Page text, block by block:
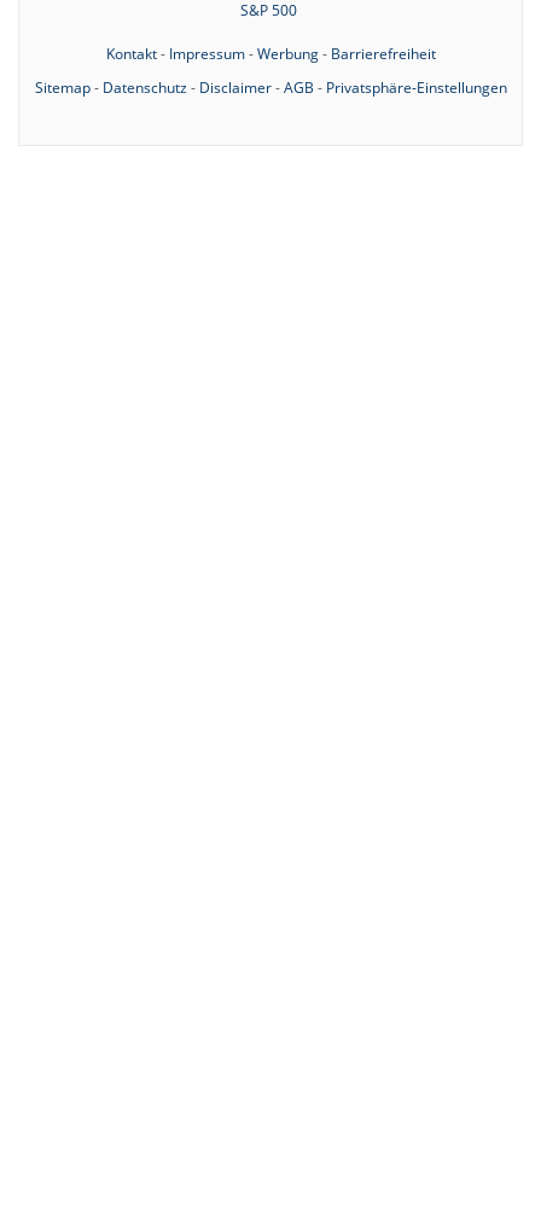
S&P 500
Kontakt- Impressum-Werbung- Barrierefreiheit
Sitemap- Datenschutz- Disclaimer-AGB - Privatsphäre-Einstellungen